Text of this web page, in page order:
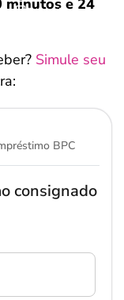
minutos e 24
Simule seu
Salvar Ferramenta
BPC
consignado